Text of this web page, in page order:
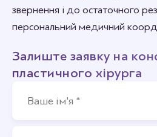
звернення і до остаточного
персональний медичний
Залиште заявку на
пластичного хірурга